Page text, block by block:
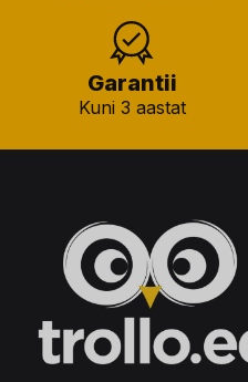
Garantii
Kuni 3 aastat